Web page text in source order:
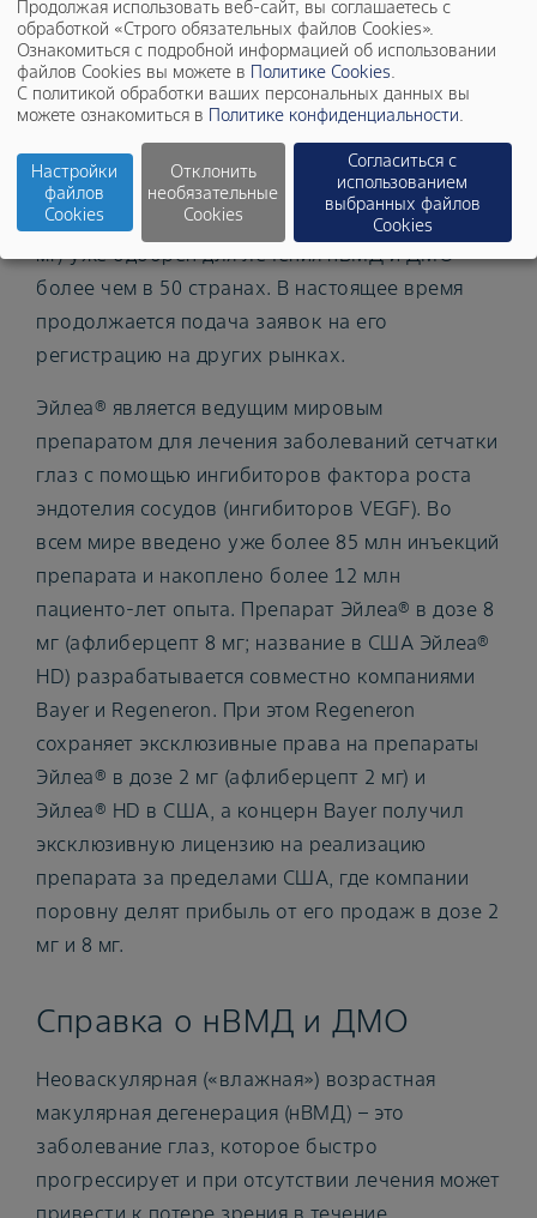
исследованиях, в том числе при переходе
пациентов с дозировки 2 мг на дозировку 8 мг.
Частота возникновения нежелательных
всех терапевтических группах.
Препарат Эйлеа® в дозе 8 мг (афлиберцепт 8
мг) уже одобрен для лечения нВМД и ДМО
более чем в 50 странах. В настоящее время
продолжается подача заявок на его
регистрацию на других рынках.
Эйлеа® является ведущим мировым
препаратом для лечения заболеваний сетчатки
глаз с помощью ингибиторов фактора роста
эндотелия сосудов (ингибиторов VEGF). Во
всем мире введено уже более 85 млн инъекций
препарата и накоплено более 12 млн
пациенто-лет опыта. Препарат Эйлеа® в дозе 8
мг (афлиберцепт 8 мг; название в США Эйлеа®
HD) разрабатывается совместно компаниями
Bayer и Regeneron. При этом Regeneron
сохраняет эксклюзивные права на препараты
Эйлеа® в дозе 2 мг (афлиберцепт 2 мг) и
Эйлеа® HD в США, а концерн Bayer получил
эксклюзивную лицензию на реализацию
препарата за пределами США, где компании
поровну делят прибыль от его продаж в дозе 2
мг и 8 мг.
Справка о нВМД и ДМО
Неоваскулярная («влажная») возрастная
макулярная дегенерация (нВМД) – это
заболевание глаз, которое быстро
прогрессирует и при отсутствии лечения может
привести к потере зрения в течение
Продолжая использовать веб-сайт, вы соглашаетесь с
обработкой «Строго обязательных файлов Cookies».
Ознакомиться с подробной информацией об использовании
файлов Cookies вы можете в Политике Cookies.
С политикой обработки ваших персональных данных вы
можете ознакомиться в Политике конфиденциальности.
Настройки
файлов
Cookies
Отклонить
необязательные
Cookies
Согласиться с
использованием
выбранных файлов
Cookies